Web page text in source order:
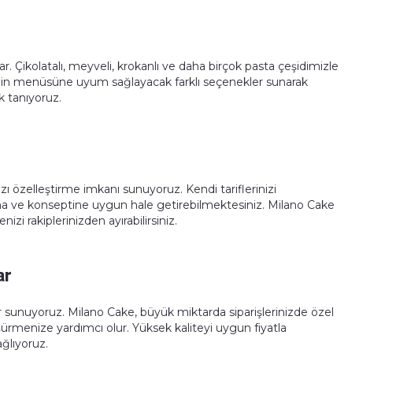
Çikolatalı, meyveli, krokanlı ve daha birçok pasta çeşidimizle
menüsüne uyum sağlayacak farklı seçenekler sunarak
tanıyoruz.
özelleştirme imkanı sunuyoruz. Kendi tariflerinizi
ve konseptine uygun hale getirebilmektesiniz. Milano Cake
rakiplerinizden ayırabilirsiniz.
Milano Cake, büyük miktarda siparişlerinizde özel
yardımcı olur. Yüksek kaliteyi uygun fiyatla